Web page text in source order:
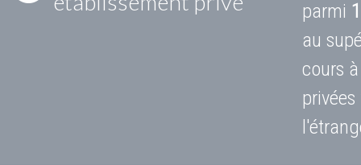
parmi
au
cours